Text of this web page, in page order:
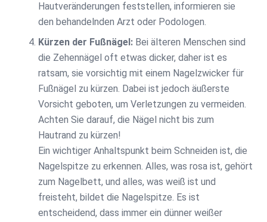
Hautveränderungen feststellen, informieren sie
den behandelnden Arzt oder Podologen.
Kürzen der Fußnägel: Bei älteren Menschen sind
die Zehennägel oft etwas dicker, daher ist es
ratsam, sie vorsichtig mit einem Nagelzwicker für
Fußnägel zu kürzen. Dabei ist jedoch äußerste
Vorsicht geboten, um Verletzungen zu vermeiden.
Achten Sie darauf, die Nägel nicht bis zum
Hautrand zu kürzen!
Ein wichtiger Anhaltspunkt beim Schneiden ist, die
Nagelspitze zu erkennen. Alles, was rosa ist, gehört
zum Nagelbett, und alles, was weiß ist und
freisteht, bildet die Nagelspitze. Es ist
entscheidend, dass immer ein dünner weißer